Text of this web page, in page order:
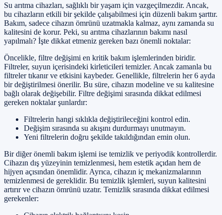
Su arıtma cihazları, sağlıklı bir yaşam için vazgeçilmezdir. Ancak,
bu cihazların etkili bir şekilde çalışabilmesi için düzenli bakım şarttır.
Bakım, sadece cihazın ömrünü uzatmakla kalmaz, aynı zamanda su
kalitesini de korur. Peki, su arıtma cihazlarının bakımı nasıl
yapılmalı? İşte dikkat etmeniz gereken bazı önemli noktalar:
Öncelikle, filtre değişimi en kritik bakım işlemlerinden biridir.
Filtreler, suyun içerisindeki kirleticileri temizler. Ancak zamanla bu
filtreler tıkanır ve etkisini kaybeder. Genellikle, filtrelerin her 6 ayda
bir değiştirilmesi önerilir. Bu süre, cihazın modeline ve su kalitesine
bağlı olarak değişebilir. Filtre değişimi sırasında dikkat edilmesi
gereken noktalar şunlardır:
Filtrelerin hangi sıklıkla değiştirileceğini kontrol edin.
Değişim sırasında su akışını durdurmayı unutmayın.
Yeni filtrelerin doğru şekilde takıldığından emin olun.
Bir diğer önemli bakım işlemi ise temizlik ve periyodik kontrollerdir.
Cihazın dış yüzeyinin temizlenmesi, hem estetik açıdan hem de
hijyen açısından önemlidir. Ayrıca, cihazın iç mekanizmalarının
temizlenmesi de gereklidir. Bu temizlik işlemleri, suyun kalitesini
artırır ve cihazın ömrünü uzatır. Temizlik sırasında dikkat edilmesi
gerekenler: